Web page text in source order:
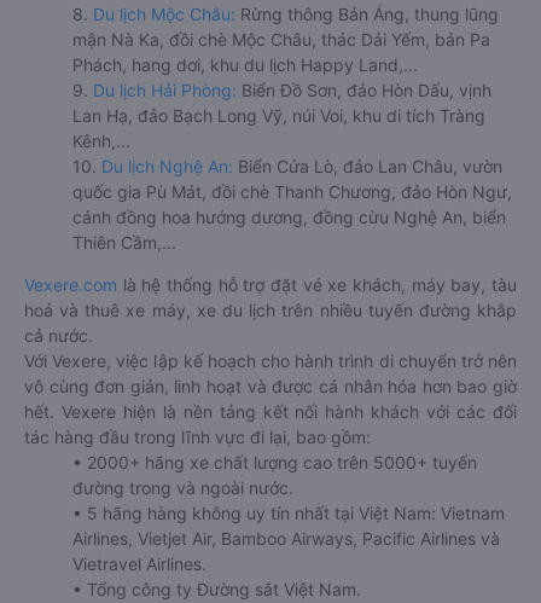
8. Du lịch Mộc Châu: Rừng thông Bản Áng, thung lũng
mận Nà Ka, đồi chè Mộc Châu, thác Dải Yếm, bản Pa
Phách, hang dơi, khu du lịch Happy Land,...
9. Du lịch Hải Phòng: Biển Đồ Sơn, đảo Hòn Dấu, vịnh
Lan Hạ, đảo Bạch Long Vỹ, núi Voi, khu di tích Tràng
Kênh,...
10. Du lịch Nghệ An: Biển Cửa Lò, đảo Lan Châu, vườn
quốc gia Pù Mát, đồi chè Thanh Chương, đảo Hòn Ngư,
cánh đồng hoa hướng dương, đồng cừu Nghệ An, biển
Thiên Cầm,...
Vexere.com là hệ thống hỗ trợ đặt vé xe khách, máy bay, tàu
hoả và thuê xe máy, xe du lịch trên nhiều tuyến đường khắp
cả nước.
Với Vexere, việc lập kế hoạch cho hành trình di chuyển trở nên
vô cùng đơn giản, linh hoạt và được cá nhân hóa hơn bao giờ
hết. Vexere hiện là nền tảng kết nối hành khách với các đối
tác hàng đầu trong lĩnh vực đi lại, bao gồm:
• 2000+ hãng xe chất lượng cao trên 5000+ tuyến
đường trong và ngoài nước.
• 5 hãng hàng không uy tín nhất tại Việt Nam: Vietnam
Airlines, Vietjet Air, Bamboo Airways, Pacific Airlines và
Vietravel Airlines.
• Tổng công ty Đường sắt Việt Nam.